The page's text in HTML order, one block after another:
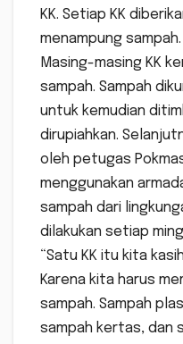
KK. Setiap KK
menampung sampah.
Masing-masing KK
sampah. Sampah
untuk kemudian
dirupiahkan.
oleh petugas
menggunakan
sampah dari
dilakukan setiap
“Satu KK itu kita
Karena kita harus
sampah. Sampah
sampah kertas, dan